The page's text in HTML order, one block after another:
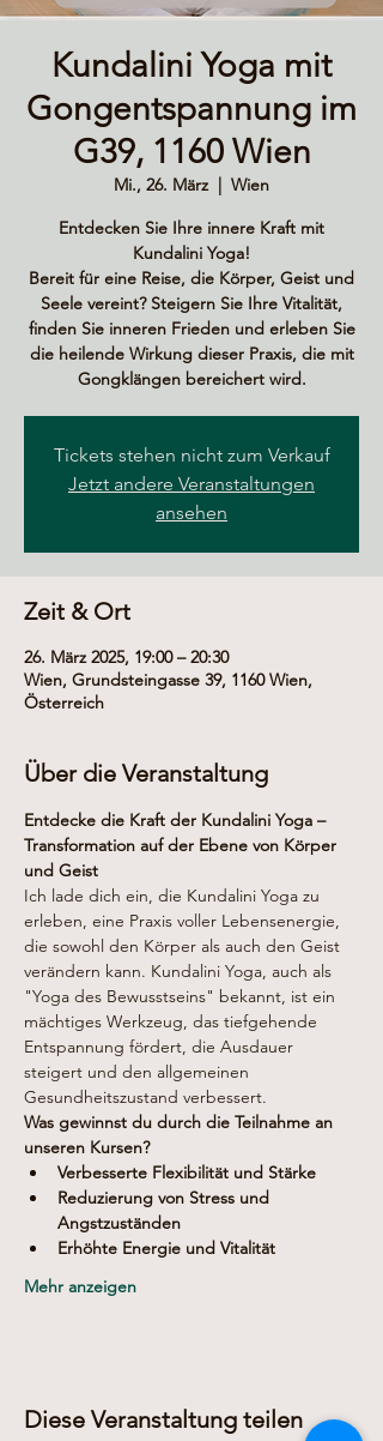
Kundalini Yoga mit
Gongentspannung im
G39, 1160 Wien
Mi., 26. März
  |
Wien
Entdecken Sie Ihre innere Kraft mit
Kundalini Yoga!
Bereit für eine Reise, die Körper, Geist und
Seele vereint? Steigern Sie Ihre Vitalität,
finden Sie inneren Frieden und erleben Sie
die heilende Wirkung dieser Praxis, die mit
Gongklängen bereichert wird.
Tickets stehen nicht zum Verkauf
Jetzt andere Veranstaltungen
ansehen
Zeit & Ort
26. März 2025, 19:00 – 20:30
Wien, Grundsteingasse 39, 1160 Wien,
Österreich
Über die Veranstaltung
Entdecke die Kraft der Kundalini Yoga –
Transformation auf der Ebene von Körper
und Geist
Ich lade dich ein, die Kundalini Yoga zu
erleben, eine Praxis voller Lebensenergie,
die sowohl den Körper als auch den Geist
verändern kann. Kundalini Yoga, auch als
"Yoga des Bewusstseins" bekannt, ist ein
mächtiges Werkzeug, das tiefgehende
Entspannung fördert, die Ausdauer
steigert und den allgemeinen
Gesundheitszustand verbessert.
Was gewinnst du durch die Teilnahme an
unseren Kursen?
Verbesserte Flexibilität und Stärke
Reduzierung von Stress und
Angstzuständen
Erhöhte Energie und Vitalität
Mehr anzeigen
Diese Veranstaltung teilen